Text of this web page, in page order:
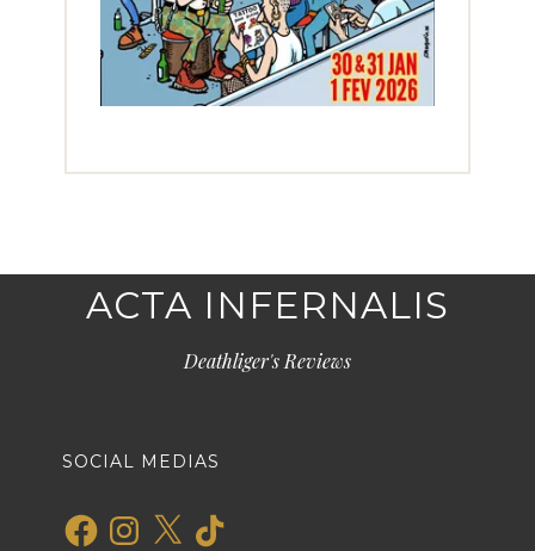
ACTA INFERNALIS
Deathliger's Reviews
SOCIAL MEDIAS
FacebookInstagram
X TikTok